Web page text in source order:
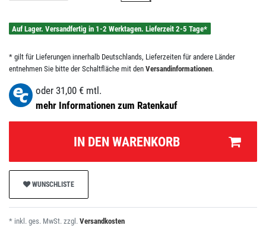
Auf Lager. Versandfertig in 1-2 Werktagen. Lieferzeit 2-5 Tage*
* gilt für Lieferungen innerhalb Deutschlands, Lieferzeiten für andere Länder
entnehmen Sie bitte der Schaltfläche mit den Versandinformationen.
oder 31,00 € mtl.
mehr Informationen zum Ratenkauf
IN DEN WARENKORB
WUNSCHLISTE
* inkl. ges. MwSt. zzgl. Versandkosten